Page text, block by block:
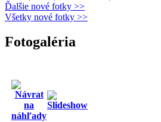
Ďalšie nové fotky >>
Všetky nové fotky >>
Fotogaléria